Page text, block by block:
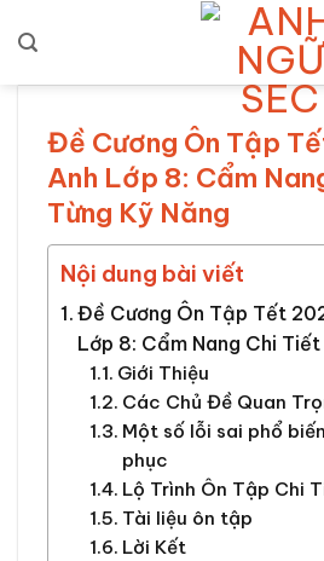
qua
Đề Cương Ôn Tập
Anh Lớp 8: Cẩm
Từng Kỹ Năng
Nội dung bài viết
Đề Cương Ôn Tập Tết
Lớp 8: Cẩm Nang Chi
Giới Thiệu
Các Chủ Đề Quan
Một số lỗi sai phổ
phục
Lộ Trình Ôn Tập Chi
Tài liệu ôn tập
Lời Kết